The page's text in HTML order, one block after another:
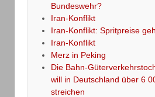
Bundeswehr?
Iran-Konflikt
Iran-Konflikt: Spritpreise
Iran-Konflikt
Merz in Peking
Die Bahn-
will in Deutschland über 6
streichen